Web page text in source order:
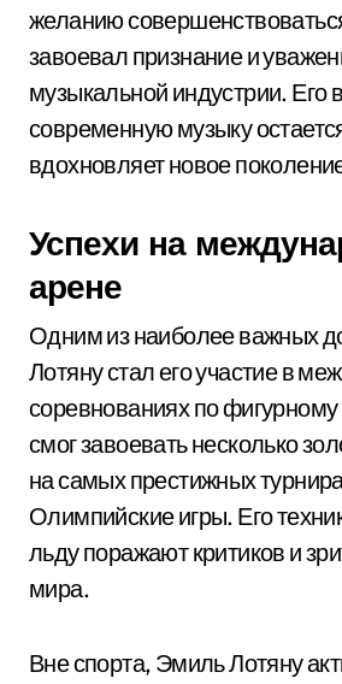
желанию
завоевал признание и
музыкальной индустрии. Его
современную музыку
вдохновляет новое
Успехи на
арене
Одним из наиболее важных
Лотяну стал его участие в
соревнованиях по
смог завоевать несколько
на самых престижных
Олимпийские игры. Его
льду поражают критиков и
мира.
Вне спорта, Эмиль Лотяну